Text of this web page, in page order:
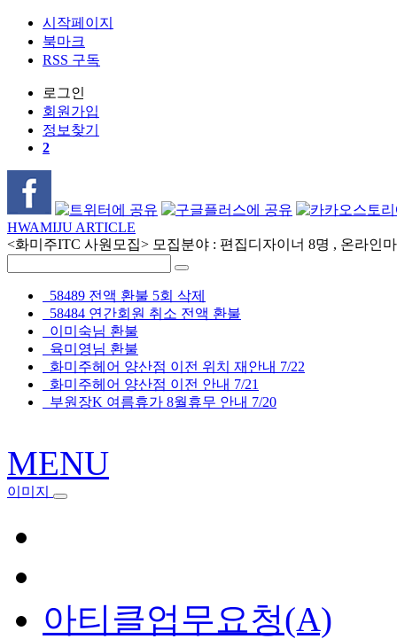
시작페이지
북마크
RSS 구독
로그인
회원 가입
정보찾기
2
HWAMIJU ARTICLE
<화미주ITC 사원모집> 모집분야 : 편집디자이너 8명 , 온라인
58489 전액 환불 5회 삭제
58484 연간회원 취소 전액 환불
이미숙님 환불
육미영님 환불
화미주헤어 양산점 이전 위치 재안내 7/22
화미주헤어 양산점 이전 안내 7/21
부원장K 여름휴가 8월휴무 안내 7/20
MENU
이미지
아티클업무요청(A)